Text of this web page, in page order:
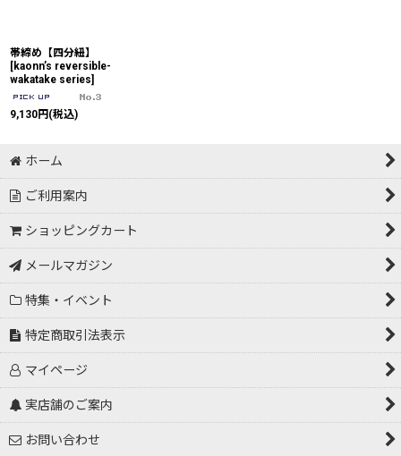
帯締め【四分紐】
[kaonn’s reversible-
wakatake series]
9,130円 (税込)
ホーム
ご利用案内
ショッピングカート
メールマガジン
特集・イベント
特定商取引法表示
マイページ
実店舗のご案内
お問い合わせ